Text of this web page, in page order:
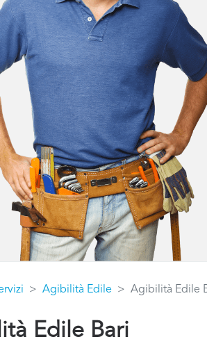
Agibilità Edile Agibilità Edile
Edile Bari